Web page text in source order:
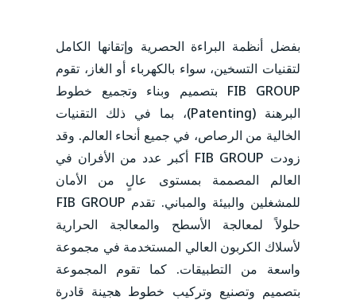
بفضل أنظمة البراءة الحصرية وإتقانها الكامل
لتقنيات التسخين، سواء بالكهرباء أو الغاز، تقوم
FIB GROUP بتصميم وبناء وتجميع خطوط
البرهنة (Patenting)، بما في ذلك التقنيات
الخالية من الرصاص، في جميع أنحاء العالم. وقد
زودت FIB GROUP أكبر عدد من الأفران في
العالم المصممة بمستوى عالٍ من الأمان
للمشغلين والبيئة والمباني. تقدم FIB GROUP
حلولاً لمعالجة الأسطح والمعالجة الحرارية
لأسلاك الكربون العالي المستخدمة في مجموعة
واسعة من التطبيقات. كما تقوم المجموعة
بتصميم وتصنيع وتركيب خطوط هجينة قادرة